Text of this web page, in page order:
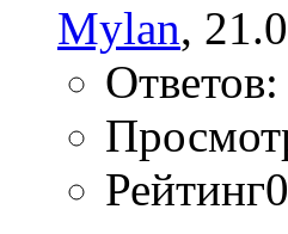
Mylan,
Ответов: